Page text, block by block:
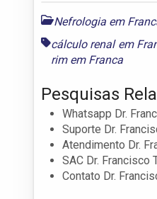
Nefrologia em
cálculo renal em
rim em Franca
Pesquisas
Whatsapp Dr.
Suporte Dr.
Atendimento Dr.
SAC Dr. Francisco
Contato Dr.